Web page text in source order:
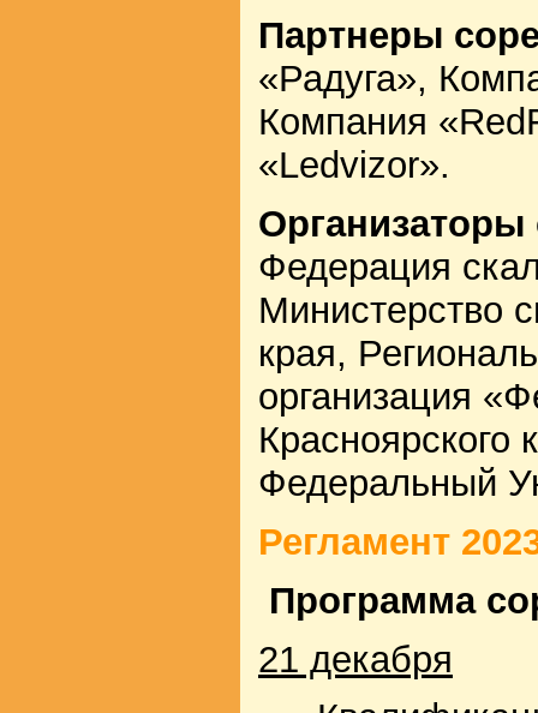
Партнеры
«Радуга»,
Компания
«Ledvizor».
Федерация
Министерство
края,
организация
Красноярского
Федеральный
Регламент
Программа
21 декабря